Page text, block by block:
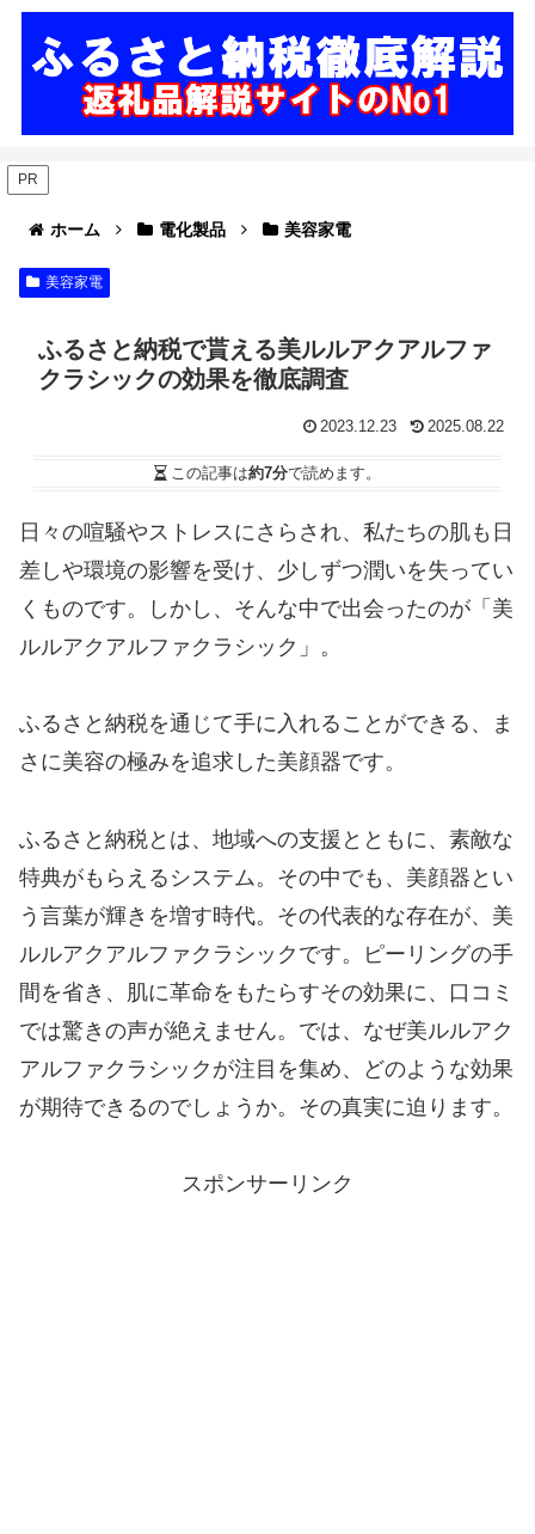
PR
ホーム 電化製品 美容家電
美容家電
ふるさと納税で貰える美ルルアクアルファ
クラシックの効果を徹底調査
2023.12.23 2025.08.22
この記事は約7分で読めます。
日々の喧騒やストレスにさらされ、私たちの肌も日
差しや環境の影響を受け、少しずつ潤いを失ってい
くものです。しかし、そんな中で出会ったのが「美
ルルアクアルファクラシック」。
ふるさと納税を通じて手に入れることができる、ま
さに美容の極みを追求した美顔器です。
ふるさと納税とは、地域への支援とともに、素敵な
特典がもらえるシステム。その中でも、美顔器とい
う言葉が輝きを増す時代。その代表的な存在が、美
ルルアクアルファクラシックです。ピーリングの手
間を省き、肌に革命をもたらすその効果に、口コミ
では驚きの声が絶えません。では、なぜ美ルルアク
アルファクラシックが注目を集め、どのような効果
が期待できるのでしょうか。その真実に迫ります。
スポンサーリンク